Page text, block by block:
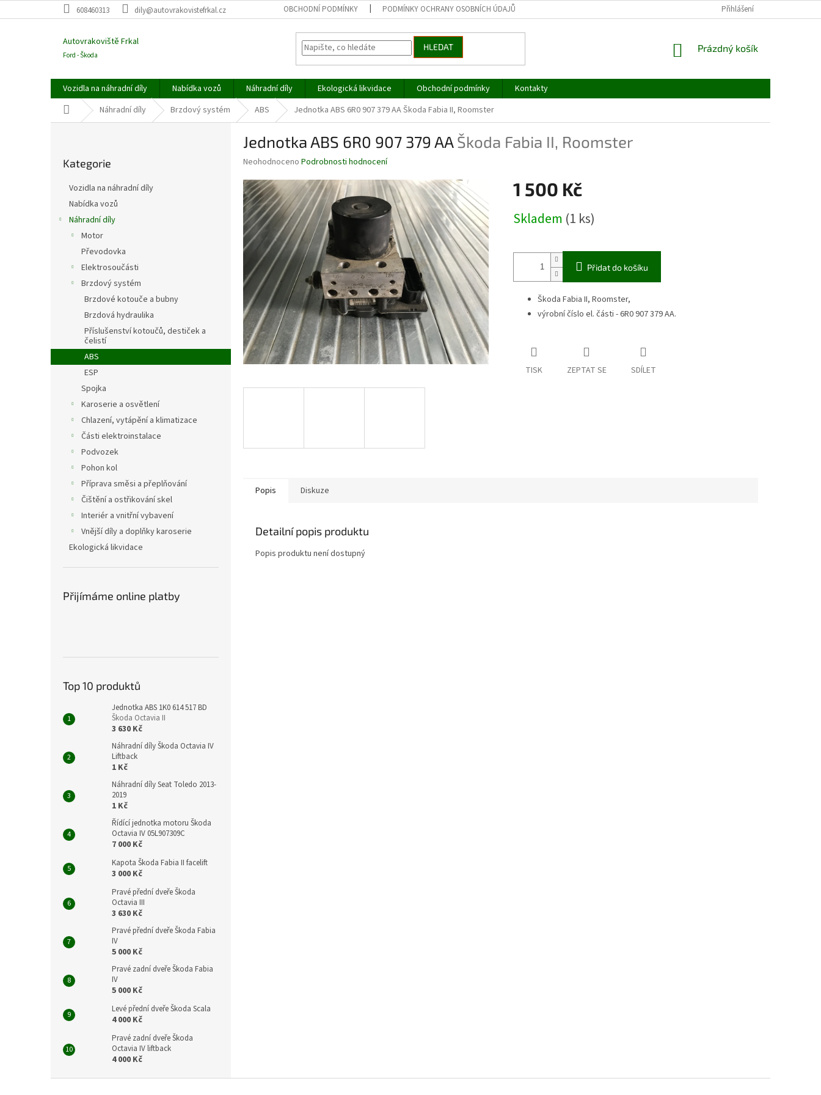
na
608460313 dily@autovrakovistefrkal.cz OBCHODNÍ PODMÍNKY PODMÍNKY OCHRANY OSOBNÍCH ÚDAJŮ Přihlášení
Autovrakoviště Frkal
Ford - Škoda
HLEDAT
NÁKUPNÍ
Prázdný košík
Vozidla na náhradní díly Nabídka vozů Náhradní díly Ekologická likvidace Obchodní podmínky
Kontakty
Domů Náhradní díly Brzdový systém ABS Jednotka ABS 6R0 907 379 AAŠkoda Fabia II, Roomster
kategorie
Kategorie
Vozidla na náhradní díly
Nabídka vozů
Náhradní díly
Motor
Převodovka
Elektrosoučásti
Brzdový systém
Brzdové kotouče a bubny
Brzdová hydraulika
Příslušenství kotoučů, destiček a
čelistí
ABS
ESP
Spojka
Karoserie a osvětlení
Chlazení, vytápění a klimatizace
Části elektroinstalace
Podvozek
Pohon kol
Příprava směsi a přeplňování
Čištění a ostřikování skel
Interiér a vnitřní vybavení
Vnější díly a doplňky karoserie
Ekologická likvidace
Přijímáme online platby
Top 10 produktů
Jednotka ABS 1K0 614 517 BD
Škoda Octavia II
3 630 Kč
Náhradní díly Škoda Octavia IV
Liftback
1 Kč
Náhradní díly Seat Toledo 2013-
2019
1 Kč
Řídící jednotka motoru Škoda
Octavia IV 05L907309C
7 000 Kč
Kapota Škoda Fabia II facelift
3 000 Kč
Pravé přední dveře Škoda
Octavia III
3 630 Kč
Pravé přední dveře Škoda Fabia
IV
5 000 Kč
Pravé zadní dveře Škoda Fabia
IV
5 000 Kč
Levé přední dveře Škoda Scala
4 000 Kč
Pravé zadní dveře Škoda
Octavia IV liftback
4 000 Kč
Jednotka ABS 6R0 907 379 AAŠkoda Fabia II, Roomster
Průměrné
produktu
je
0,0
z
5
hvězdiček.
Neohodnoceno Podrobnosti hodnocení
1 500 Kč
cena:
Skladem (1 ks)
Přidat do košíku
Škoda Fabia II, Roomster,
výrobní číslo el. části - 6R0 907 379 AA.
TISK ZEPTAT SE SDÍLET
Popis Diskuze
Detailní popis produktu
Popis produktu není dostupný